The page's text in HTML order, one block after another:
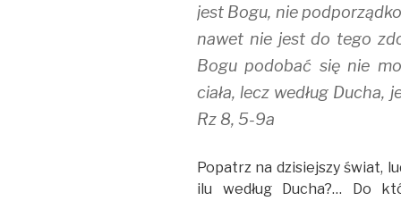
jest Bogu, nie
nawet nie jest do tego
Bogu podobać się nie
ciała, lecz według Ducha,
Rz 8, 5-9a
Popatrz na dzisiejszy świat,
ilu według Ducha?… Do